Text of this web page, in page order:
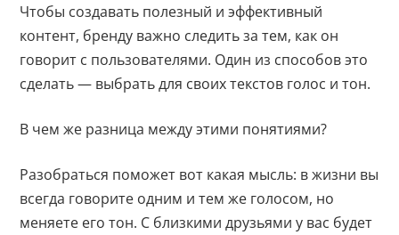
Чтобы создавать полезный и эффективный
контент, бренду важно следить за тем, как он
говорит с пользователями. Один из способов это
сделать — выбрать для своих текстов голос и тон.
В чем же разница между этими понятиями?
Разобраться поможет вот какая мысль: в жизни вы
всегда говорите одним и тем же голосом, но
меняете его тон. С близкими друзьями у вас будет